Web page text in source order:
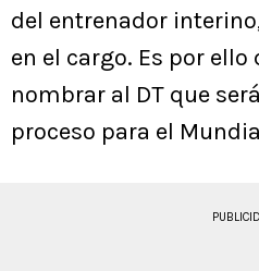
del entrenador
en el cargo. Es por ello
nombrar al DT que
proceso para el